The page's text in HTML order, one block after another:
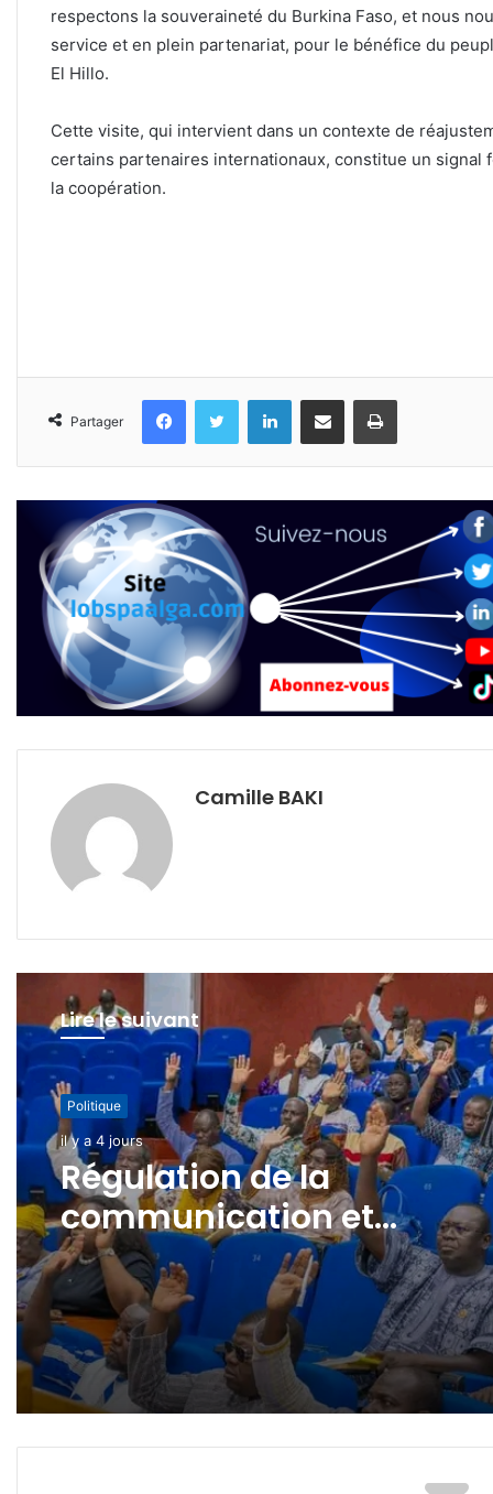
respectons la souveraineté du Burkina Faso, et nous
service et en plein partenariat, pour le bénéfice du
El Hillo.
‎Cette visite, qui intervient dans un contexte de
certains partenaires internationaux, constitue un signal
la coopération.
Partager
FacebookTwitter LinkedinPartager par email Imprimer
Camille BAKI
Lire le suivant
Politique
il y a 4 jours
Régulation de la
communication et
protection des données à
caractère personnel : les
députés adoptent la loi
organique